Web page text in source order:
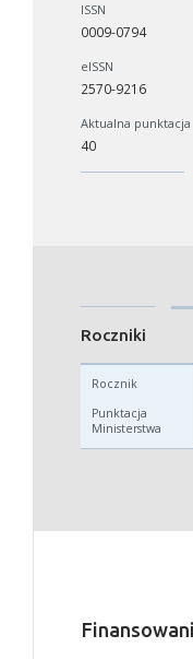
ISSN
0009-0794
eISSN
2570-9216
Aktualna punktacja
40
Roczniki